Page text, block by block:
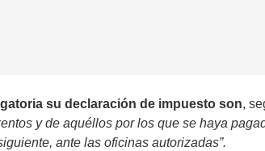
su declaración de impuesto son,
y de aquéllos por los que se haya
ante las oficinas autorizadas”.